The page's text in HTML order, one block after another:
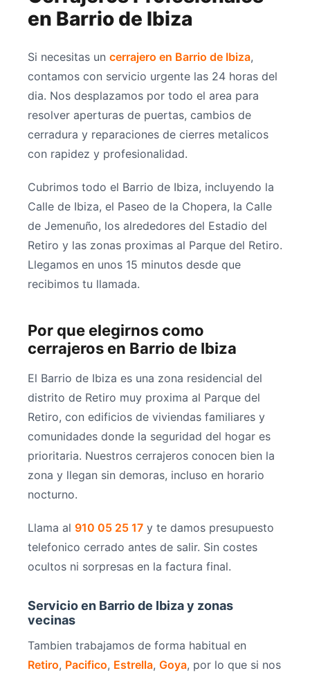
en Barrio de Ibiza
Si necesitas un cerrajero en Barrio de Ibiza,
contamos con servicio urgente las 24 horas del
dia. Nos desplazamos por todo el area para
resolver aperturas de puertas, cambios de
cerradura y reparaciones de cierres metalicos
con rapidez y profesionalidad.
Cubrimos todo el Barrio de Ibiza, incluyendo la
Calle de Ibiza, el Paseo de la Chopera, la Calle
de Jemenuño, los alrededores del Estadio del
Retiro y las zonas proximas al Parque del Retiro.
Llegamos en unos 15 minutos desde que
recibimos tu llamada.
Por que elegirnos como
cerrajeros en Barrio de Ibiza
El Barrio de Ibiza es una zona residencial del
distrito de Retiro muy proxima al Parque del
Retiro, con edificios de viviendas familiares y
comunidades donde la seguridad del hogar es
prioritaria. Nuestros cerrajeros conocen bien la
zona y llegan sin demoras, incluso en horario
nocturno.
Llama al 910 05 25 17 y te damos presupuesto
telefonico cerrado antes de salir. Sin costes
ocultos ni sorpresas en la factura final.
Servicio en Barrio de Ibiza y zonas
vecinas
Tambien trabajamos de forma habitual en
Retiro, Pacifico, Estrella, Goya, por lo que si nos